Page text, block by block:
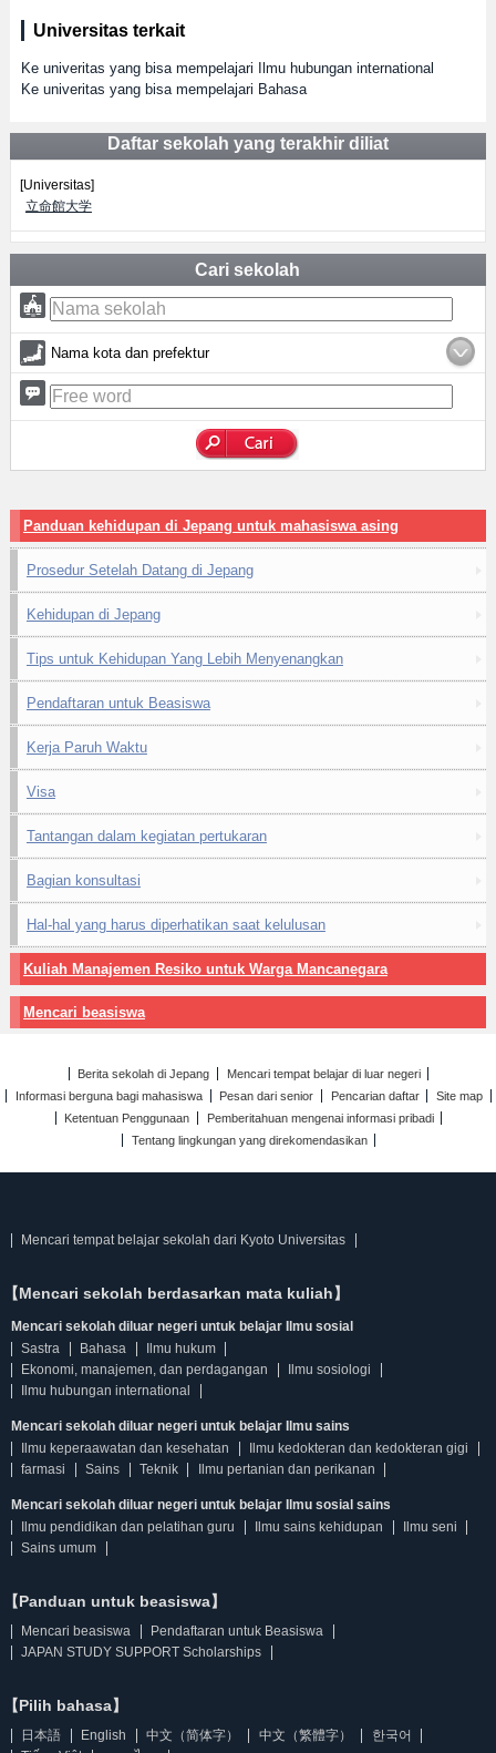
Universitas terkait
Ke univeritas yang bisa mempelajari Ilmu hubungan international
Ke univeritas yang bisa mempelajari Bahasa
Daftar sekolah yang terakhir diliat
[Universitas]
立命館大学
Cari sekolah
Nama kota dan prefektur
Panduan kehidupan di Jepang untuk mahasiswa asing
Prosedur Setelah Datang di Jepang
Kehidupan di Jepang
Tips untuk Kehidupan Yang Lebih Menyenangkan
Pendaftaran untuk Beasiswa
Kerja Paruh Waktu
Visa
Tantangan dalam kegiatan pertukaran
Bagian konsultasi
Hal-hal yang harus diperhatikan saat kelulusan
Kuliah Manajemen Resiko untuk Warga Mancanegara
Mencari beasiswa
Berita sekolah di Jepang
Mencari tempat belajar di luar negeri
Informasi berguna bagi mahasiswa
Pesan dari senior Pencarian daftar
Site map
Ketentuan Penggunaan
Pemberitahuan mengenai informasi pribadi
Tentang lingkungan yang direkomendasikan
Mencari tempat belajar sekolah dari Kyoto Universitas
【Mencari sekolah berdasarkan mata kuliah】
Mencari sekolah diluar negeri untuk belajar Ilmu sosial
Sastra
Bahasa
Ilmu hukum
Ekonomi, manajemen, dan perdagangan
Ilmu sosiologi
Ilmu hubungan international
Mencari sekolah diluar negeri untuk belajar Ilmu sains
Ilmu keperaawatan dan kesehatan
Ilmu kedokteran dan kedokteran gigi
farmasi
Sains Teknik Ilmu pertanian dan perikanan
Mencari sekolah diluar negeri untuk belajar Ilmu sosial sains
Ilmu pendidikan dan pelatihan guru
Ilmu sains kehidupan
Ilmu seni
Sains umum
【Panduan untuk beasiswa】
Mencari beasiswa
Pendaftaran untuk Beasiswa
JAPAN STUDY SUPPORT Scholarships
【Pilih bahasa】
日本語 English 中文（简体字） 中文（繁體字）
한국어